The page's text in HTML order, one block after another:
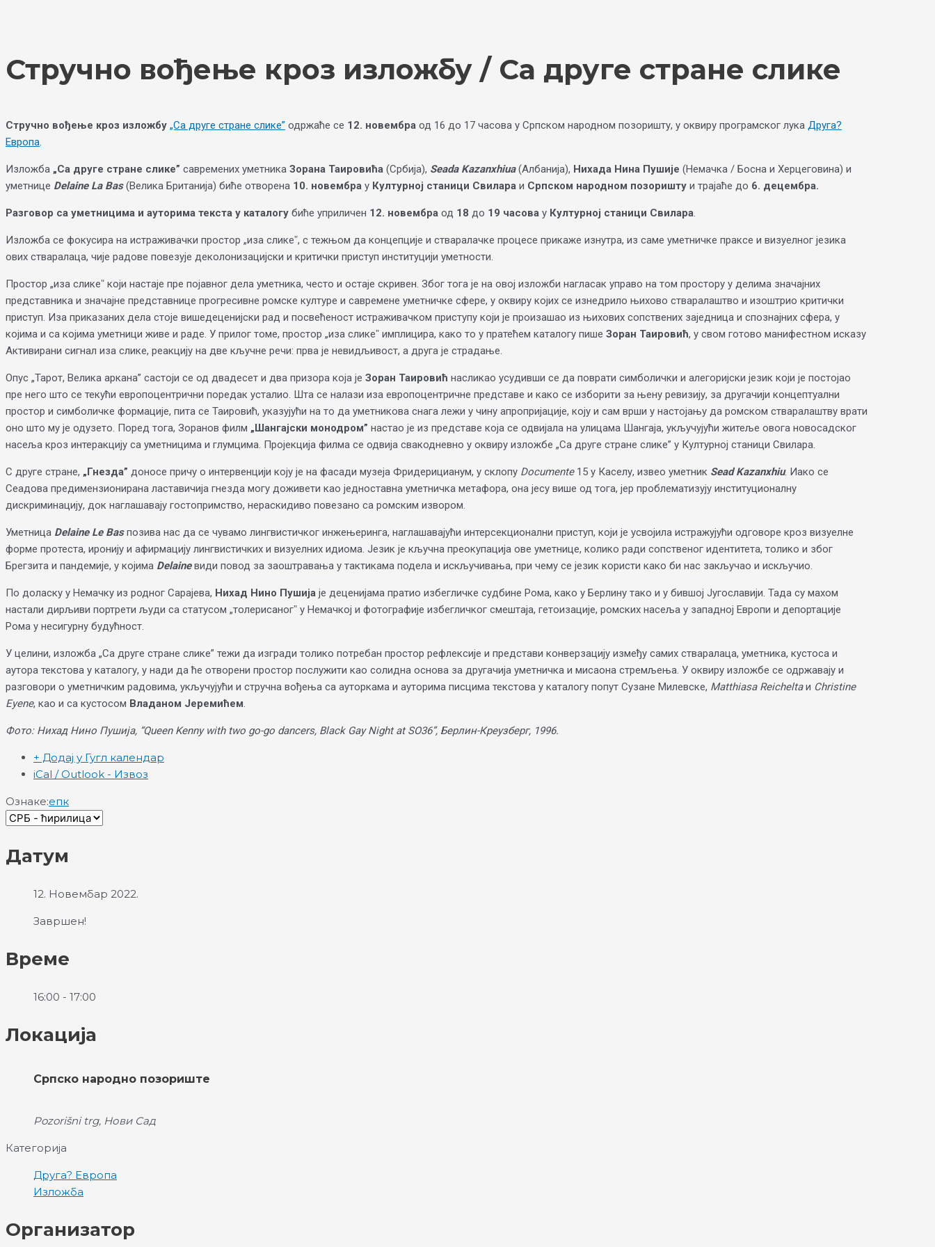
Стручно вођење кроз изложбу / Са друге стране слике
Стручно вођење кроз изложбу „Са друге стране слике” одржаће се 12. новембра од 16 до 17 часова у Српском народном позоришту, у оквиру програмског лука Друга?
Европа.
Изложба „Са друге стране слике” савремених уметника Зорана Таировића (Србија), Seada Kazanxhiua(Албанија), Нихада Нина Пушије (Немачка / Босна и Херцеговина) и
уметнице Delaine La Bas(Велика Британија) биће отворена 10. новембра у Културној станици Свилара и Српском народном позоришту и трајаће до 6. децембра.
Разговор са уметницима и ауторима текста у каталогу биће уприличен 12. новембра од 18 до 19 часова у Културној станици Свилара.
Изложба се фокусира на истраживачки простор „иза сликеˮ, с тежњом да концепције и стваралачке процесе прикаже изнутра, из саме уметничке праксе и визуелног језика
ових стваралаца, чије радове повезује деколонизацијски и критички приступ институцији уметности.
Простор „иза сликеˮ који настаје пре појавног дела уметника, често и остаје скривен. Због тога је на овој изложби нагласак управо на том простору у делима значајних
представника и значајне представнице прогресивне ромске културе и савремене уметничке сфере, у оквиру којих се изнедрило њихово стваралаштво и изоштрио критички
приступ. Иза приказаних дела стоје вишедеценијски рад и посвећеност истраживачком приступу који је произашао из њихових сопствених заједница и спознајних сфера, у
којима и са којима уметници живе и раде. У прилог томе, простор „иза сликеˮ имплицира, како то у пратећем каталогу пише Зоран Таировић, у свом готово манифестном исказу
Активирани сигнал иза слике, реакцију на две кључне речи: прва је невидљивост, а друга је страдање.
Опус „Тарот, Велика аркана” састоји се од двадесет и два призора која је Зоран Таировић насликао усудивши се да поврати симболички и алегоријски језик који је постојао
пре него што се текући европоцентрични поредак усталио. Шта се налази иза европоцентричне представе и како се изборити за њену ревизију, за другачији концептуални
простор и симболичке формације, пита се Таировић, указујући на то да уметникова снага лежи у чину апропријације, коју и сам врши у настојању да ромском стваралаштву врати
оно што му је одузето. Поред тога, Зоранов филм „Шангајски монодром” настао је из представе која се одвијала на улицама Шангаја, укључујући житеље овога новосадског
насеља кроз интеракцију са уметницима и глумцима. Пројекција филма се одвија свакодневно у оквиру изложбе „Са друге стране слике” у Културној станици Свилара.
С друге стране, „Гнезда” доносе причу о интервенцији коју је на фасади музеја Фридерицианум, у склопу Documente15 у Каселу, извео уметник Sead Kazanxhiu. Иако се
Сеадова предимензионирана ластавичија гнезда могу доживети као једноставна уметничка метафора, она јесу више од тога, јер проблематизују институционалну
дискриминацију, док наглашавају гостопримство, нераскидиво повезано са ромским извором.
Уметница Delaine Le Basпозива нас да се чувамо лингвистичког инжењеринга, наглашавајући интерсекционални приступ, који је усвојила истражујући одговоре кроз визуелне
форме протеста, иронију и афирмацију лингвистичких и визуелних идиома. Језик је кључна преокупација ове уметнице, колико ради сопственог идентитета, толико и због
Брегзита и пандемије, у којима Delaineвиди повод за заоштравања у тактикама подела и искључивања, при чему се језик користи како би нас закључао и искључио.
По доласку у Немачку из родног Сарајева, Нихад Нино Пушија је деценијама пратио избегличке судбине Рома, како у Берлину тако и у бившој Југославији. Тада су махом
настали дирљиви портрети људи са статусом „толерисаногˮ у Немачкој и фотографије избегличког смештаја, гетоизације, ромских насеља у западној Европи и депортације
Рома у несигурну будућност.
У целини, изложба „Са друге стране слике” тежи да изгради толико потребан простор рефлексије и представи конверзацију између самих стваралаца, уметника, кустоса и
аутора текстова у каталогу, у нади да ће отворени простор послужити као солидна основа за другачија уметничка и мисаона стремљења. У оквиру изложбе се одржавају и
разговори о уметничким радовима, укључујући и стручна вођења са ауторкама и ауторима писцима текстова у каталогу попут Сузане Милевске, Matthiasa Reicheltaи Christine
Eyene, као и са кустосом Владаном Јеремићем.
Фото: Нихад Нино Пушија, “Queen Kenny with two go-go dancers, Black Gay Night at SO36”, Берлин-Креузберг, 1996.
+ Додај у Гугл календар
iCal / Outlook - Извоз
Ознаке:епк
Датум
12. Новембар 2022.
Завршен!
Време
16:00 - 17:00
Локација
Српско народно позориште
Pozorišni trg, Нови Сад
Категорија
Друга? Европа
Изложба
Организатор